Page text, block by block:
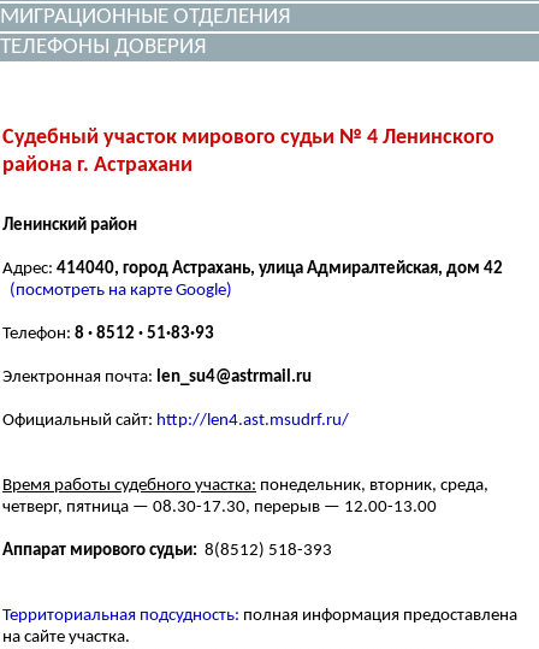
МИГРАЦИОННЫЕ ОТДЕЛЕНИЯ
ТЕЛЕФОНЫ ДОВЕРИЯ
Судебный участок мирового судьи № 4 Ленинского
района г. Астрахани
Ленинский район
Адрес: 414040, город Астрахань, улица Адмиралтейская, дом 42
(посмотреть на карте Google)
Телефон: 8 · 8512 · 51·83·93
Электронная почта: len_su4@astrmail.ru
Официальный сайт: http://len4.ast.msudrf.ru/
Время работы судебного участка: понедельник, вторник, среда,
четверг, пятница — 08.30-17.30, перерыв — 12.00-13.00
Аппарат мирового судьи: 8(8512) 518-393
Территориальная подсудность: полная информация предоставлена
на сайте участка.